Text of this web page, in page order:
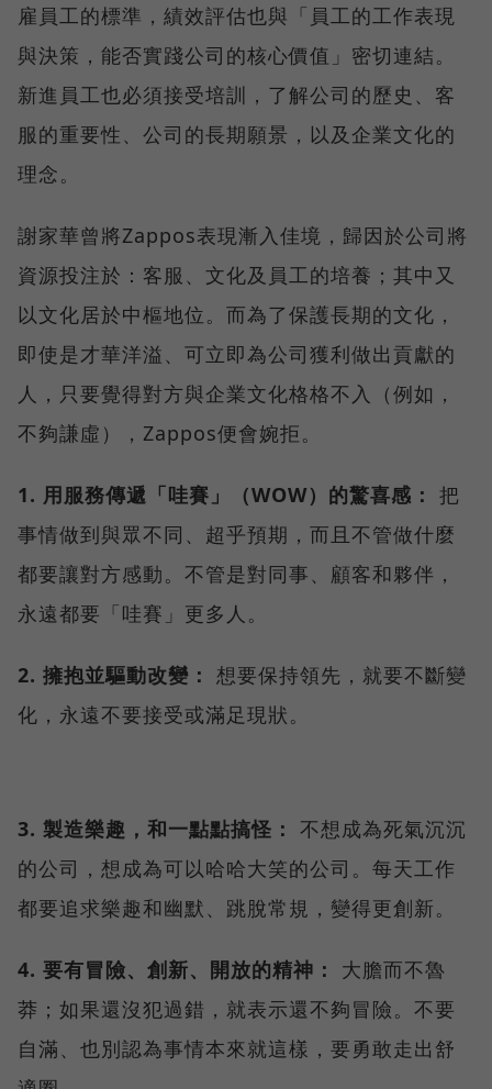
雇員工的標準，績效評估也與「員工的工作表現
與決策，能否實踐公司的核心價值」密切連結。
新進員工也必須接受培訓，了解公司的歷史、客
服的重要性、公司的長期願景，以及企業文化的
理念。
謝家華曾將Zappos表現漸入佳境，歸因於公司將
資源投注於：客服、文化及員工的培養；其中又
以文化居於中樞地位。而為了保護長期的文化，
即使是才華洋溢、可立即為公司獲利做出貢獻的
人，只要覺得對方與企業文化格格不入（例如，
不夠謙虛），Zappos便會婉拒。
1. 用服務傳遞「哇賽」（WOW）的驚喜感： 把
事情做到與眾不同、超乎預期，而且不管做什麼
都要讓對方感動。不管是對同事、顧客和夥伴，
永遠都要「哇賽」更多人。
2. 擁抱並驅動改變：
想要保持領先，就要不斷變
化，永遠不要接受或滿足現狀。
3. 製造樂趣，和一點點搞怪： 不想成為死氣沉沉
的公司，想成為可以哈哈大笑的公司。每天工作
都要追求樂趣和幽默、跳脫常規，變得更創新。
4. 要有冒險、創新、開放的精神：
大膽而不魯
莽；如果還沒犯過錯，就表示還不夠冒險。不要
自滿、也別認為事情本來就這樣，要勇敢走出舒